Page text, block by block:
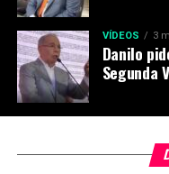
VÍDEOS 3
Danilo
Segunda